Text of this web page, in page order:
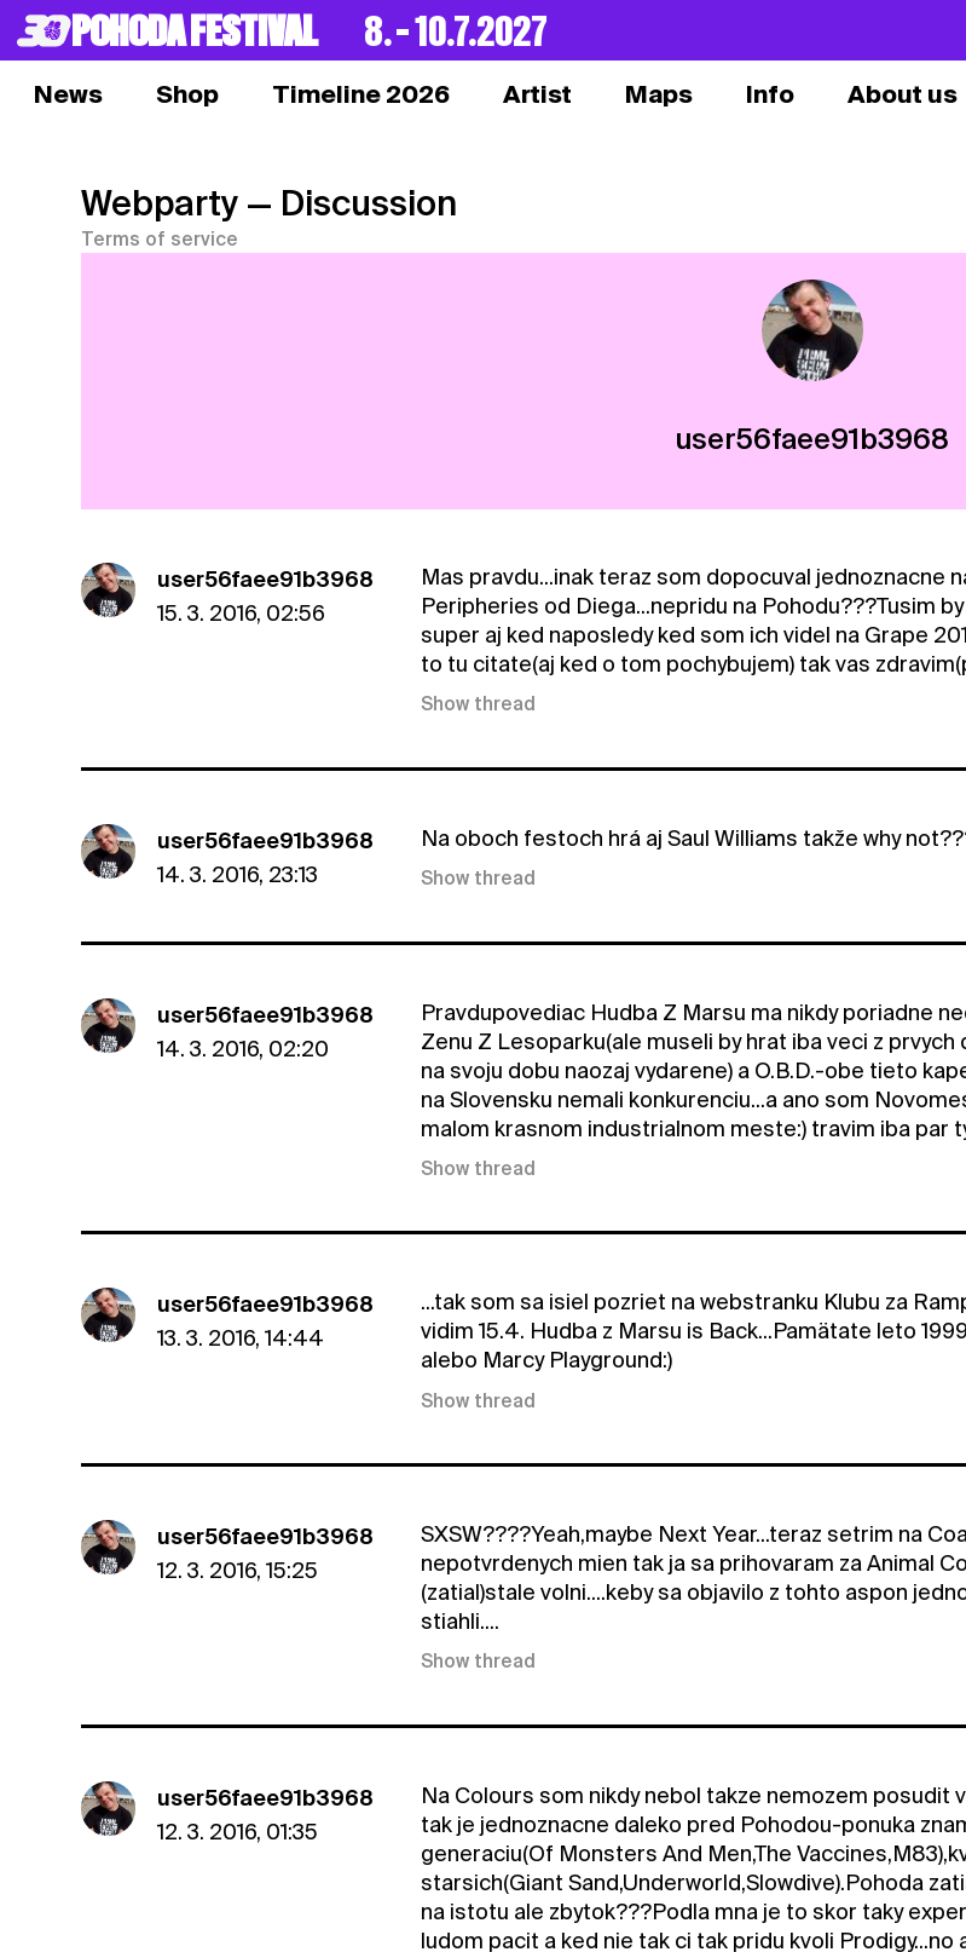
POHODA FESTIVAL 8. – 10.7.2027
News Shop Timeline 2026 Artist Maps Info About us
Webparty — Discussion
Terms of service
user56faee91b3968
user56faee91b3968
15. 3. 2016, 02:56
Mas pravdu...inak teraz som dopocuval jednoznacne
Peripheries od Diega...nepridu na Pohodu???Tusim
super aj ked naposledy ked som ich videl na Grape
to tu citate(aj ked o tom pochybujem) tak vas
Show thread
user56faee91b3968
14. 3. 2016, 23:13
Na oboch festoch hrá aj Saul Williams takže why
Show thread
user56faee91b3968
14. 3. 2016, 02:20
Pravdupovediac Hudba Z Marsu ma nikdy poriadne
Zenu Z Lesoparku(ale museli by hrat iba veci z
na svoju dobu naozaj vydarene) a O.B.D.-obe tieto
na Slovensku nemali konkurenciu...a ano som
malom krasnom industrialnom meste:) travim iba par
Show thread
user56faee91b3968
13. 3. 2016, 14:44
...tak som sa isiel pozriet na webstranku Klubu za
vidim 15.4. Hudba z Marsu is Back...Pamätate leto
alebo Marcy Playground:)
Show thread
user56faee91b3968
12. 3. 2016, 15:25
SXSW????Yeah,maybe Next Year...teraz setrim na
nepotvrdenych mien tak ja sa prihovaram za Animal
(zatial)stale volni....keby sa objavilo z tohto aspon
stiahli....
Show thread
user56faee91b3968
12. 3. 2016, 01:35
Na Colours som nikdy nebol takze nemozem
tak je jednoznacne daleko pred Pohodou-ponuka
generaciu(Of Monsters And Men,The
starsich(Giant Sand,Underworld,Slowdive).Pohoda
na istotu ale zbytok???Podla mna je to skor taky
ludom pacit a ked nie tak ci tak pridu kvoli